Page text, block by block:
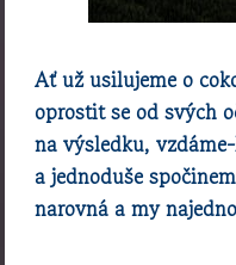
Ať už usilujeme o
oprostit se od svých
na výsledku,
a jednoduše
narovná a my